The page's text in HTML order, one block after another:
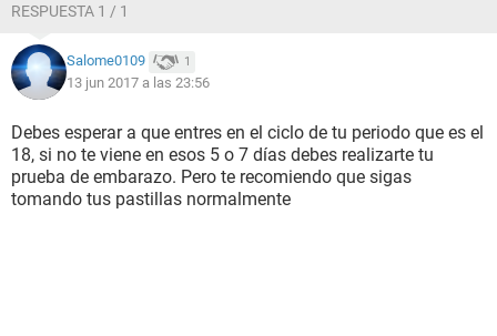
RESPUESTA 1 / 1
Salome0109 1
13 jun 2017 a las 23:56
Debes esperar a que entres en el ciclo de tu periodo que es el
18, si no te viene en esos 5 o 7 días debes realizarte tu
prueba de embarazo. Pero te recomiendo que sigas
tomando tus pastillas normalmente